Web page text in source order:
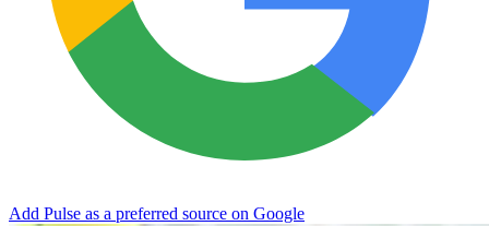
Add Pulse as a preferred source on Google